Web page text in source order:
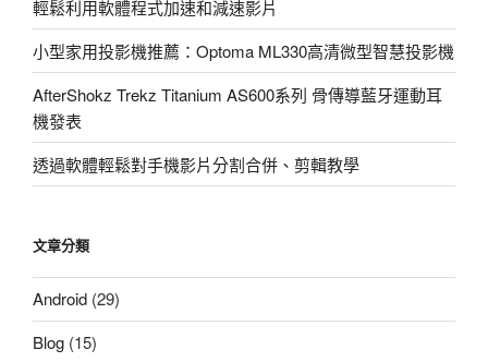
輕鬆利用軟體程式加速和減速影片
小型家用投影機推薦：Optoma ML330高清微型智慧投影機
AfterShokz Trekz Titanium AS600系列 骨傳導藍牙運動耳
機發表
透過軟體輕鬆對手機影片分割合併、剪輯教學
文章分類
Android (29)
Blog (15)